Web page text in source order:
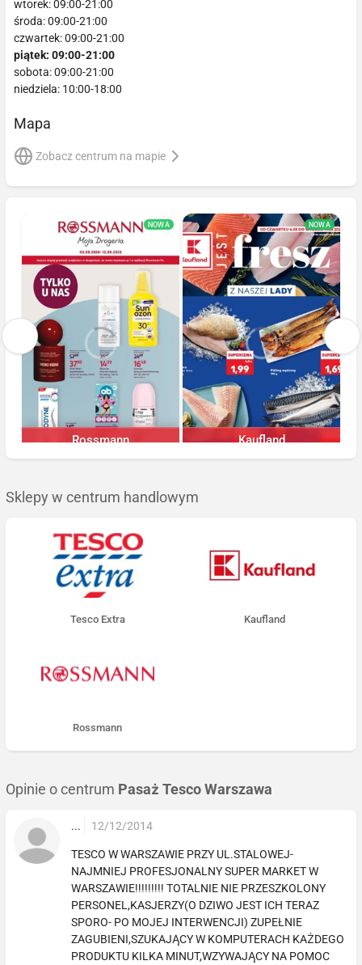
wtorek: 09:00-21:00
środa: 09:00-21:00
czwartek: 09:00-21:00
piątek: 09:00-21:00
sobota: 09:00-21:00
niedziela: 10:00-18:00
Mapa
Zobacz centrum na mapie
NOWA
Rossmann
Trwa jeszcze 5 dni
NOWA
Kaufland
Trwa jeszcze 4 dni
Sklepy w centrum handlowym
Tesco Extra Kaufland
Rossmann
Opinie o centrum Pasaż Tesco Warszawa
... 12/12/2014
TESCO W WARSZAWIE PRZY UL.STALOWEJ-
NAJMNIEJ PROFESJONALNY SUPER MARKET W
WARSZAWIE!!!!!!!!! TOTALNIE NIE PRZESZKOLONY
PERSONEL,KASJERZY(O DZIWO JEST ICH TERAZ
SPORO- PO MOJEJ INTERWENCJI) ZUPEŁNIE
ZAGUBIENI,SZUKAJĄCY W KOMPUTERACH KAŻDEGO
PRODUKTU KILKA MINUT,WZYWAJĄCY NA POMOC